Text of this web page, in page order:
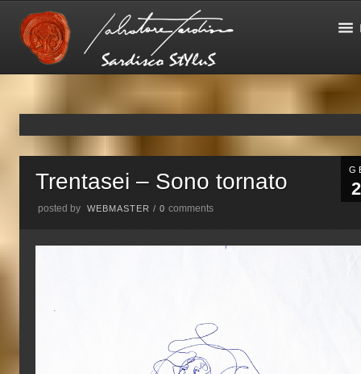
Trentasei – Sono tornato
posted by WEBMASTER /0comments